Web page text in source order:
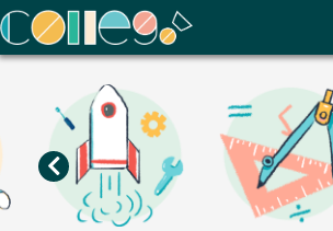
ColleGo! 大學選才與高中育才輔助系統